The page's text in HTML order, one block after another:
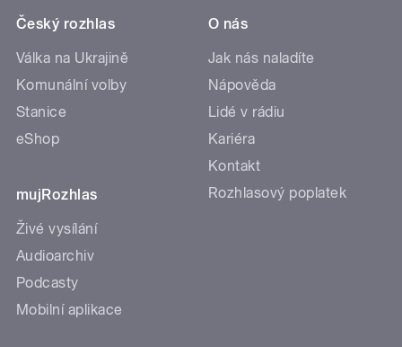
Český rozhlas
Válka na Ukrajině
Komunální volby
Stanice
eShop
mujRozhlas
Živé vysílání
Audioarchiv
Podcasty
Mobilní aplikace
O nás
Jak nás naladíte
Nápověda
Lidé v rádiu
Kariéra
Kontakt
Rozhlasový poplatek